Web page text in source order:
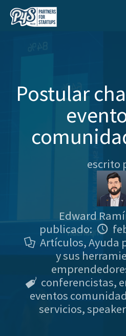
Postular
escrito
Edward
publicado:
Artículos,Ayuda
y sus
conferencistas,
eventos comunidad
servicios,